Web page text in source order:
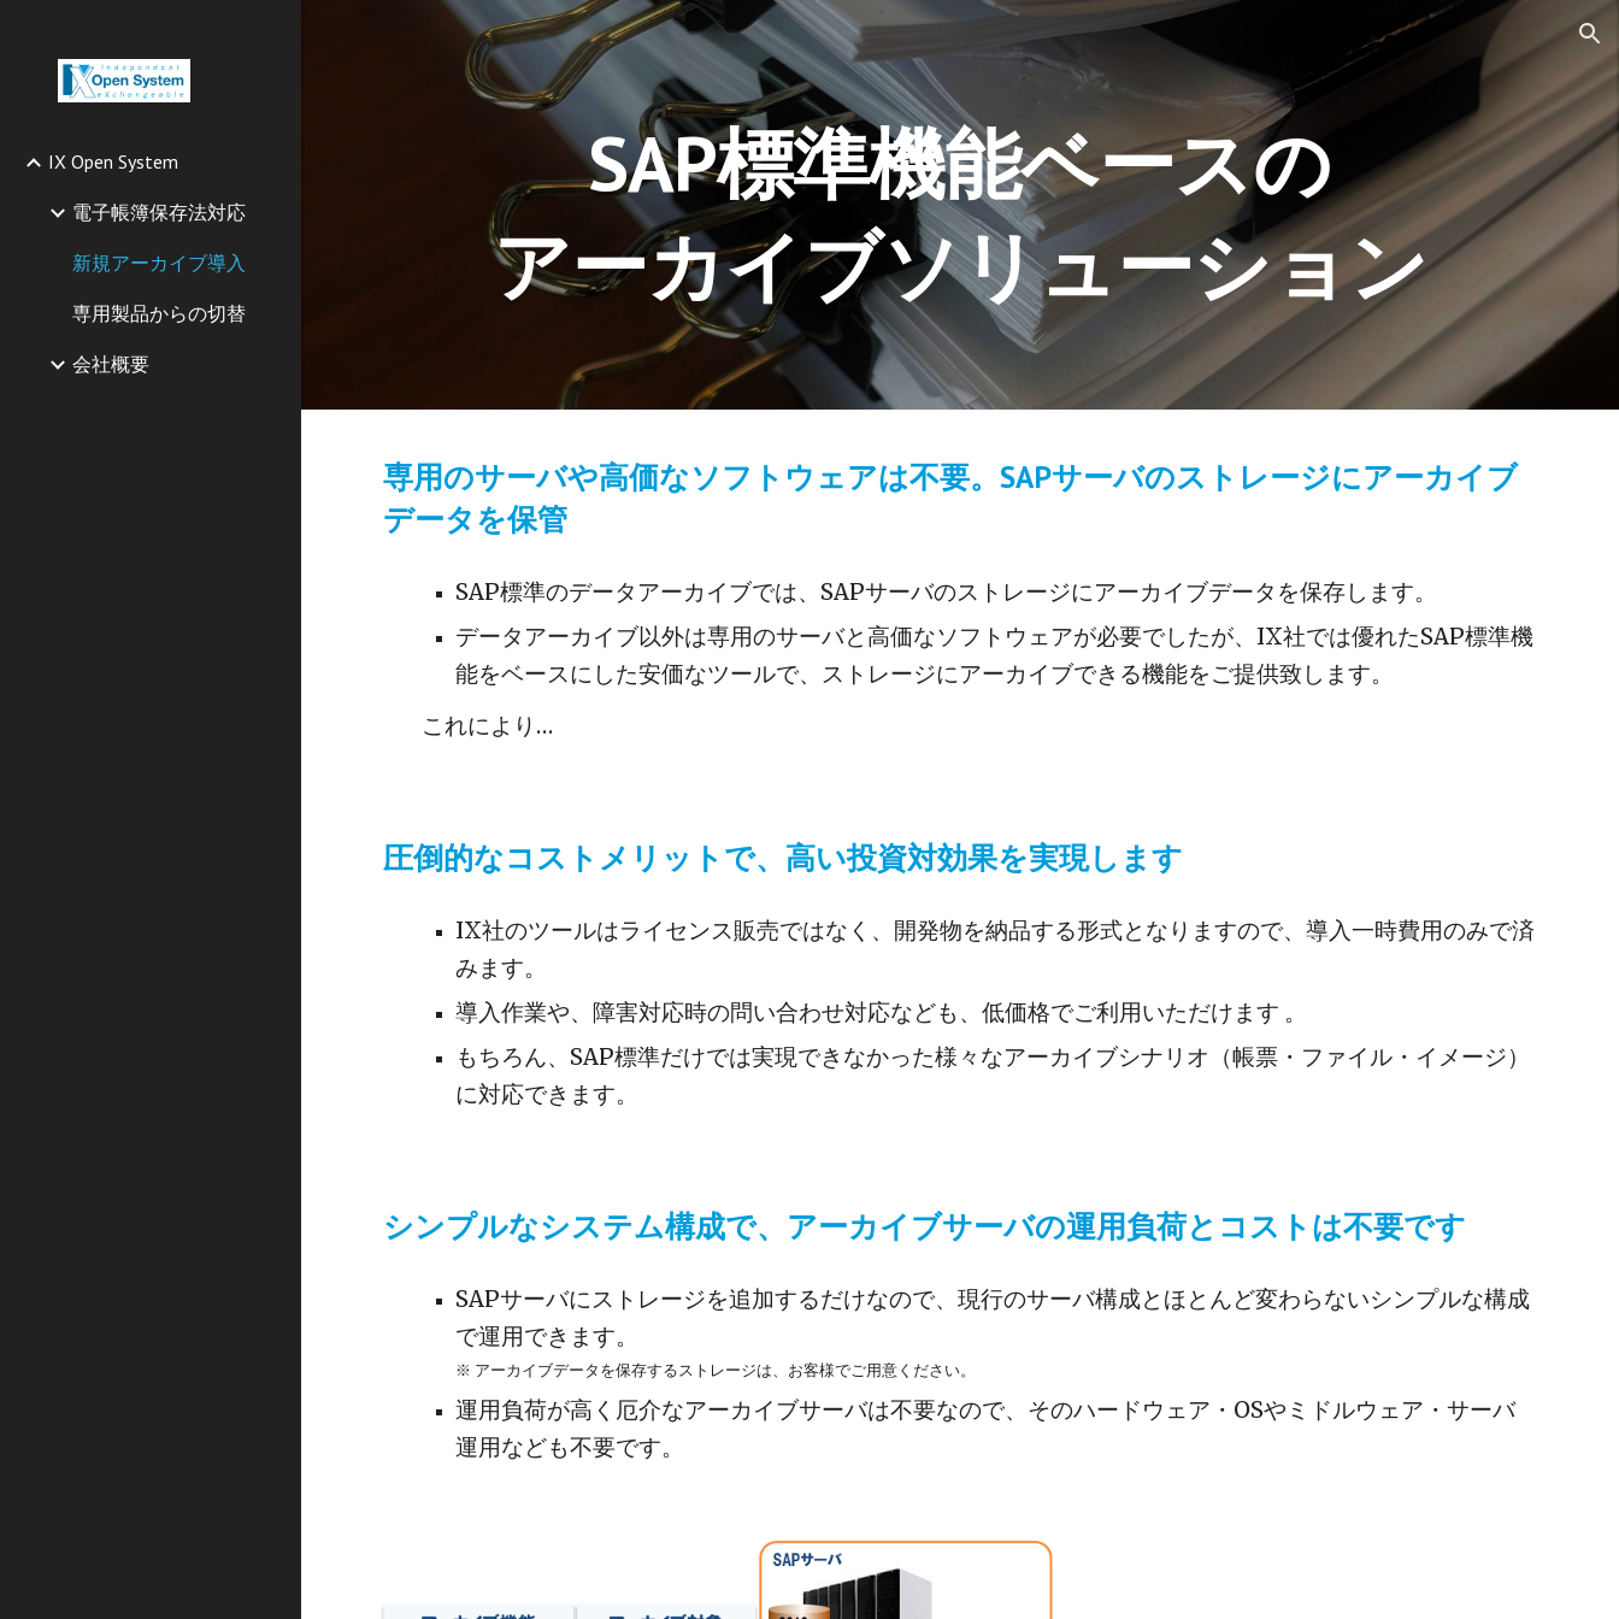
Skip to main content Skip to navigation
IX Open System
電子帳簿保存法対応
新規アーカイブ導入
専用製品からの切替
会社概要
SAP標準機能ベースの
アーカイブソリューション
専用のサーバや高価なソフトウェアは不要。SAPサーバのストレージにアーカイブ
データを保管
SAP標準のデータアーカイブでは、SAPサーバのストレージにアーカイブデータを保存します。
データアーカイブ以外は専用のサーバと高価なソフトウェアが必要でしたが、IX社では優れたSAP標準機
能をベースにした安価なツールで、ストレージにアーカイブできる機能をご提供致します。
これにより…
圧倒的なコストメリットで、高い投資対効果を実現します
IX社のツールはライセンス販売ではなく、開発物を納品する形式となりますので、導入一時費用のみで済
みます。
導入作業や、障害対応時の問い合わせ対応なども、低価格でご利用いただけます 。
もちろん、SAP標準だけでは実現できなかった様々なアーカイブシナリオ（帳票・ファイル・イメージ）
に対応できます。
シンプルなシステム構成で、アーカイブサーバの運用負荷とコストは不要です
SAPサーバにストレージを追加するだけなので、現行のサーバ構成とほとんど変わらないシンプルな構成
で運用できます。
※ アーカイブデータを保存するストレージは、お客様でご用意ください。
運用負荷が高く厄介なアーカイブサーバは不要なので、そのハードウェア・OSやミドルウェア・サーバ
運用なども不要です。